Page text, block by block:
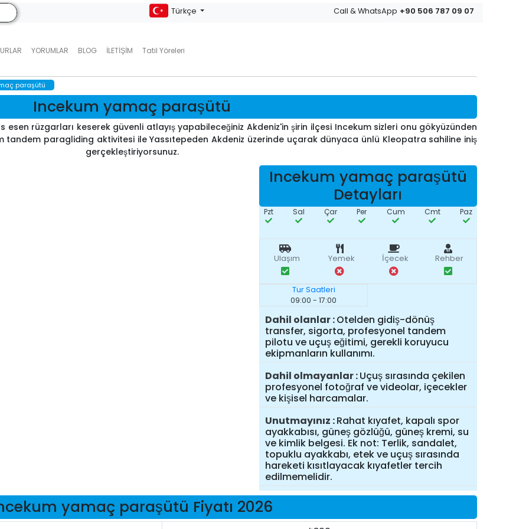
YORUMLAR BLOG İLETIŞIM Tatil Yöreleri
Türkçe Call & WhatsApp +90 506 787 09 07
paraşütü
Incekum yamaç paraşütü
rüzgarları keserek güvenli atlayış yapabileceğiniz Akdeniz'in şirin ilçesi Incekum sizleri onu gökyüzünden
tandem paragliding aktivitesi ile Yassıtepeden Akdeniz üzerinde uçarak dünyaca ünlü Kleopatra sahiline iniş
gerçekleştiriyorsunuz.
Incekum yamaç paraşütü
Detayları
Pzt Sal Çar Per Cum Cmt Paz
Ulaşım Yemek İçecek Rehber
Tur Saatleri
09:00 - 17:00
Dahil olanlar Otelden gidiş-dönüş
transfer, sigorta, profesyonel tandem
pilotu ve uçuş eğitimi, gerekli koruyucu
ekipmanların kullanımı.
Dahil olmayanlar Uçuş sırasında çekilen
profesyonel fotoğraf ve videolar, içecekler
ve kişisel harcamalar.
Unutmayınız Rahat kıyafet, kapalı spor
ayakkabısı, güneş gözlüğü, güneş kremi, su
ve kimlik belgesi. Ek not: Terlik, sandalet,
topuklu ayakkabı, etek ve uçuş sırasında
hareketi kısıtlayacak kıyafetler tercih
edilmemelidir.
yamaç paraşütü Fiyatı 2026